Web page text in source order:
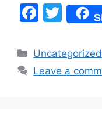
F
c
e
T
w
itt
er
Categories
Uncategorized
Leave a